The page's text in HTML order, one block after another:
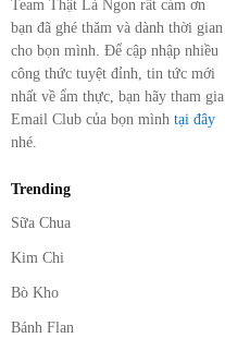
Team Thật Là Ngon rất cám ơn
bạn đã ghé thăm và dành thời gian
cho bọn mình. Để cập nhập nhiều
công thức tuyệt đỉnh, tin tức mới
nhất về ẩm thực, bạn hãy tham gia
Email Club của bọn mình tại đây
nhé.
Trending
Sữa Chua
Kim Chi
Bò Kho
Bánh Flan